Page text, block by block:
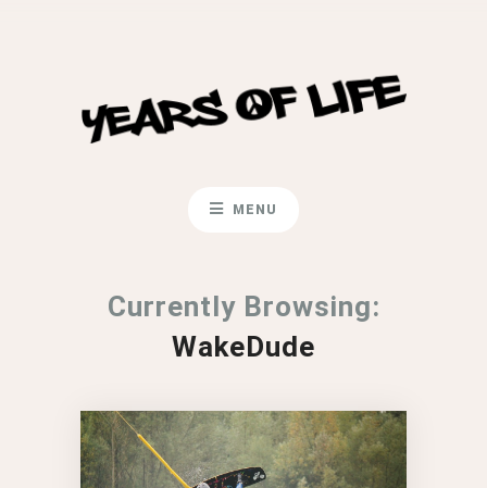
MENU
Currently Browsing:
WakeDude